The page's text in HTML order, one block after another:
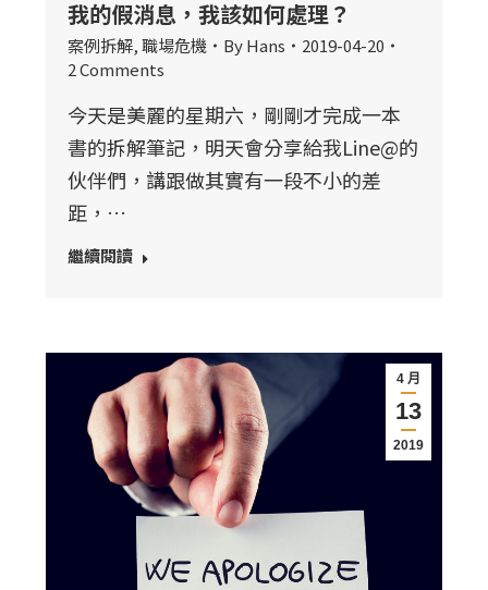
我的假消息，我該如何處理？
案例拆解,職場危機 ByHans
2019-04-20
2 Comments
今天是美麗的星期六，剛剛才完成一本
書的拆解筆記，明天會分享給我Line@的
伙伴們，講跟做其實有一段不小的差
距，…
繼續閱讀
4 月
13
2019